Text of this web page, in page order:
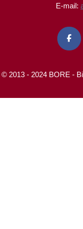
E-mail:

© 2013 - 2024 BORE -